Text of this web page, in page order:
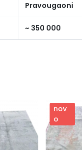
Pravougaoni
~ 350 000
nov
o